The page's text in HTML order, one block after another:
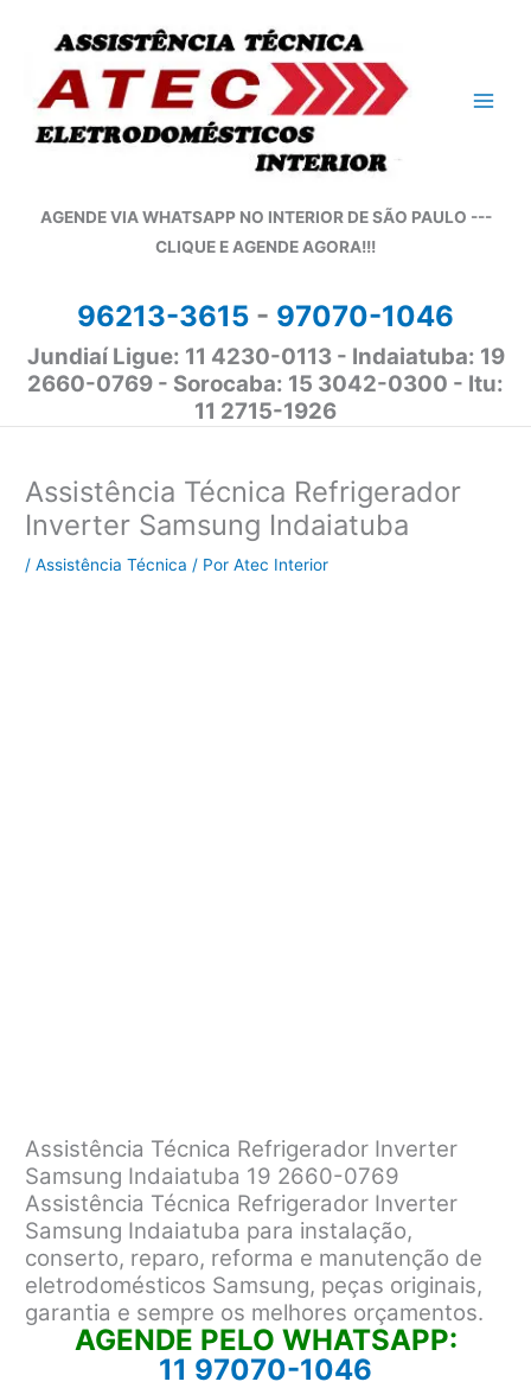
conteúdo
AGENDE VIA WHATSAPP NO INTERIOR DE SÃO PAULO ---
CLIQUE E AGENDE AGORA!!!
96213-3615 - 97070-1046
Jundiaí Ligue: 11 4230-0113 - Indaiatuba: 19
2660-0769 - Sorocaba: 15 3042-0300 - Itu:
11 2715-1926
Assistência Técnica Refrigerador
Inverter Samsung Indaiatuba
/Assistência Técnica / PorAtec Interior
Assistência Técnica Refrigerador Inverter
Samsung Indaiatuba 19 2660-0769
Assistência Técnica Refrigerador Inverter
Samsung Indaiatuba para instalação,
conserto, reparo, reforma e manutenção de
eletrodomésticos Samsung, peças originais,
garantia e sempre os melhores orçamentos.
AGENDE PELO WHATSAPP:
11 97070-1046